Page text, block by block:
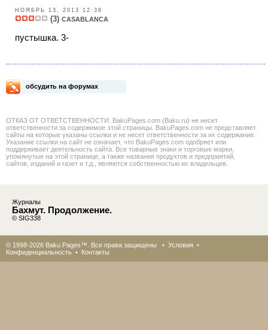
НОЯБРЬ 13, 2013 12:36
(3) CASABLANCA
пустышка. 3-
обсудить на форумах
ОТКАЗ ОТ ОТВЕТСТВЕННОСТИ: BakuPages.com (Baku.ru) не несет
ответственности за содержимое этой страницы. BakuPages.com не представляет
сайты на которые указаны ссылки и не несет ответственности за их содержание.
Указание ссылки на сайт не означает, что BakuPages.com одобряет или
поддерживает деятельность сайта. Все товарные знаки и торговые марки,
упомянутые на этой странице, а также названия продуктов и предприятий,
сайтов, изданий и газет и т.д., являются собственностью их владельцев.
Журналы
Бахмут. Продолжение.
© SIG338
© 1998-2026 Baku Pages™. Все права защищены • Условия •
Конфиденциальность • Контакты